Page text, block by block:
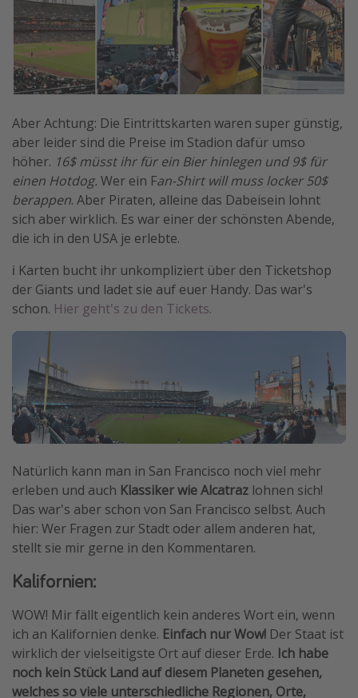
Aber Achtung: Die Eintrittskarten waren super günstig,
aber leider sind die Preise im Stadion dafür umso
höher. 16$ müsst ihr für ein Bier hinlegen und 9$ für
einen Hotdog. Wer ein Fan-Shirt will muss locker 50$
berappen. Aber Piraten, alleine das Dabeisein lohnt
sich aber wirklich. Es war einer der schönsten Abende,
die ich in den USA je erlebte.
ℹ️ Karten bucht ihr unkompliziert über den Ticketshop
der Giants und ladet sie auf euer Handy. Das war's
schon. Hier geht's zu den Tickets.
Natürlich kann man in San Francisco noch viel mehr
erleben und auch Klassiker wie Alcatraz lohnen sich!
Das war's aber schon von San Francisco selbst. Auch
hier: Wer Fragen zur Stadt oder allem anderen hat,
stellt sie mir gerne in den Kommentaren.
Kalifornien:
WOW! Mir fällt eigentlich kein anderes Wort ein, wenn
ich an Kalifornien denke. Einfach nur Wow! Der Staat ist
wirklich der vielseitigste Ort auf dieser Erde. Ich habe
noch kein Stück Land auf diesem Planeten gesehen,
welches so viele unterschiedliche Regionen, Orte,